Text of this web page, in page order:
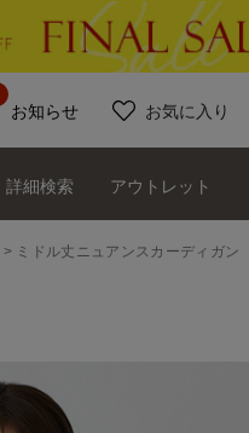
お知らせ お気に入り
詳細検索 アウトレット
ミドル丈ニュアンスカーディガン